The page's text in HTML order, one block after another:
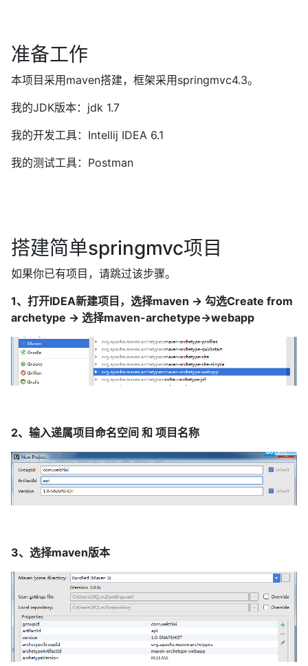
准备工作
本项目采用maven搭建，框架采用springmvc4.3。
我的JDK版本：jdk 1.7
我的开发工具：Intellij IDEA 6.1
我的测试工具：Postman
搭建简单springmvc项目
如果你已有项目，请跳过该步骤。
1、打开IDEA新建项目，选择maven -> 勾选Create from
archetype -> 选择maven-archetype->webapp
2、输入递属项目命名空间 和 项目名称
3、选择maven版本